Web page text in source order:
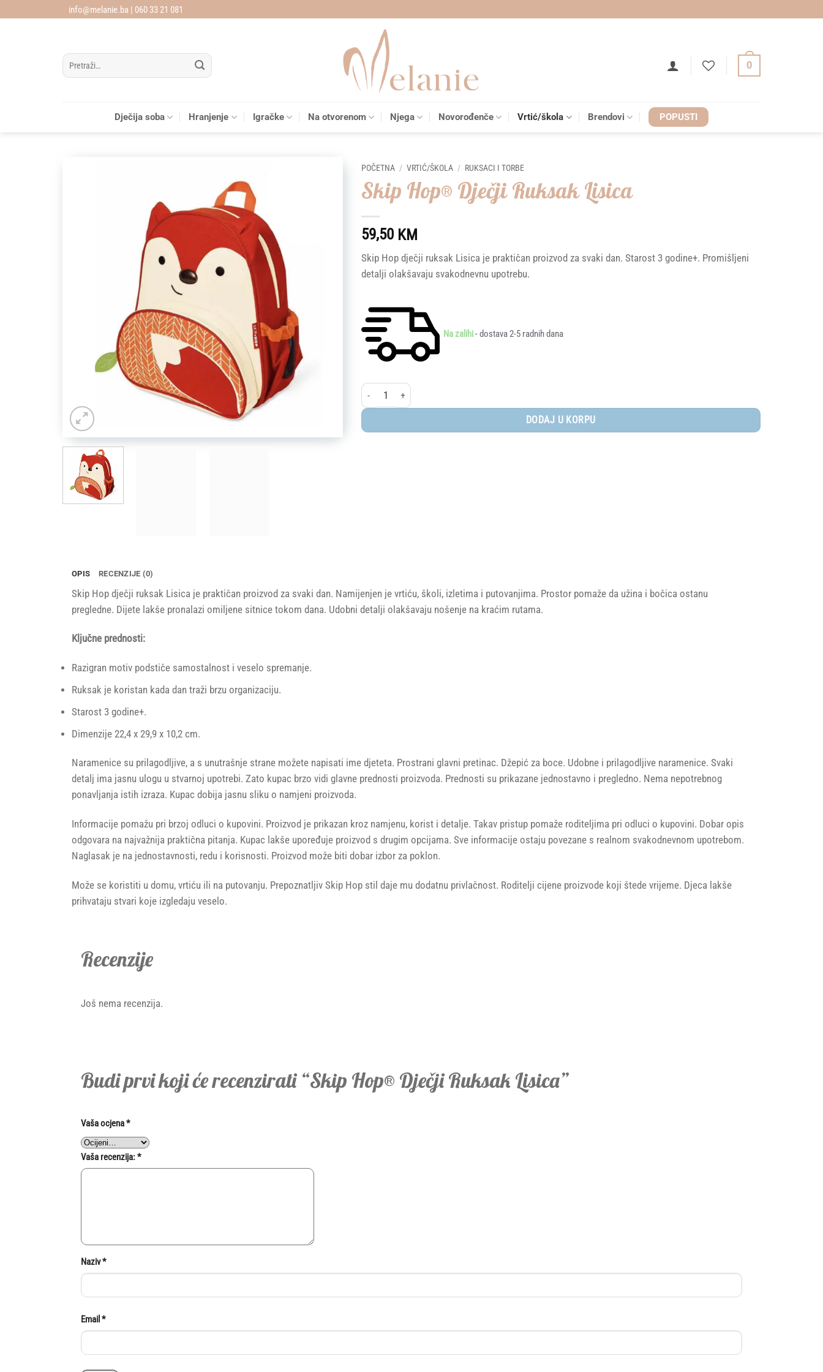
info@melanie.ba | 060 33 21 081
Pretraži:
0
Dječija soba Hranjenje Igračke Na otvorenom Njega Novorođenče Vrtić/škola Brendovi POPUSTI
POČETNA / VRTIĆ/ŠKOLA / RUKSACI I TORBE
Skip Hop® Dječji Ruksak Lisica
59,50 KM
Skip Hop dječji ruksak Lisica je praktičan proizvod za svaki dan. Starost 3 godine+. Promišljeni
detalji olakšavaju svakodnevnu upotrebu.
Na zalihi- dostava 2-5 radnih dana
Skip Hop® Dječji Ruksak Lisica količina
DODAJ U KORPU
OPIS RECENZIJE (0)
Skip Hop dječji ruksak Lisica je praktičan proizvod za svaki dan. Namijenjen je vrtiću, školi, izletima i putovanjima. Prostor pomaže da užina i bočica ostanu
pregledne. Dijete lakše pronalazi omiljene sitnice tokom dana. Udobni detalji olakšavaju nošenje na kraćim rutama.
Ključne prednosti:
Razigran motiv podstiče samostalnost i veselo spremanje.
Ruksak je koristan kada dan traži brzu organizaciju.
Starost 3 godine+.
Dimenzije 22,4 x 29,9 x 10,2 cm.
Naramenice su prilagodljive, a s unutrašnje strane možete napisati ime djeteta. Prostrani glavni pretinac. Džepić za boce. Udobne i prilagodljive naramenice. Svaki
detalj ima jasnu ulogu u stvarnoj upotrebi. Zato kupac brzo vidi glavne prednosti proizvoda. Prednosti su prikazane jednostavno i pregledno. Nema nepotrebnog
ponavljanja istih izraza. Kupac dobija jasnu sliku o namjeni proizvoda.
Informacije pomažu pri brzoj odluci o kupovini. Proizvod je prikazan kroz namjenu, korist i detalje. Takav pristup pomaže roditeljima pri odluci o kupovini. Dobar opis
odgovara na najvažnija praktična pitanja. Kupac lakše upoređuje proizvod s drugim opcijama. Sve informacije ostaju povezane s realnom svakodnevnom upotrebom.
Naglasak je na jednostavnosti, redu i korisnosti. Proizvod može biti dobar izbor za poklon.
Može se koristiti u domu, vrtiću ili na putovanju. Prepoznatljiv Skip Hop stil daje mu dodatnu privlačnost. Roditelji cijene proizvode koji štede vrijeme. Djeca lakše
prihvataju stvari koje izgledaju veselo.
Recenzije
Još nema recenzija.
Budi prvi koji će recenzirati “Skip Hop® Dječji Ruksak Lisica”
Vaša ocjena*
Vaša recenzija:*
Naziv*
Email *